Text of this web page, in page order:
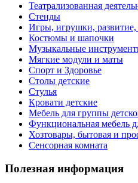
Театрализованная
Стенды
Игры, игрушки,
Костюмы и шапочки
Музыкальные
Мягкие модули и маты
Спорт и Здоровье
Столы детские
Стулья
Кровати детские
Мебель для группы
Функциональная мебель
Хозтовары, бытовая и
Сенсорная комната
Полезная информация